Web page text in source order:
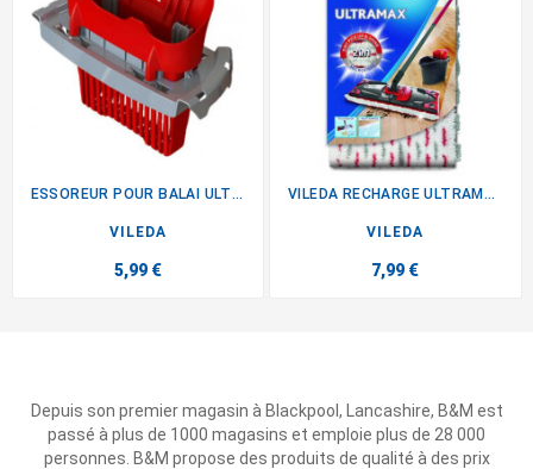
ESSOREUR POUR BALAI ULTRAMAX
VILEDA
5,99 €
VILEDA RECHARGE ULTRAMAX 2...
VILEDA
7,99 €
Depuis son premier magasin à Blackpool, Lancashire, B&M est
passé à plus de 1000 magasins et emploie plus de 28 000
personnes. B&M propose des produits de qualité à des prix